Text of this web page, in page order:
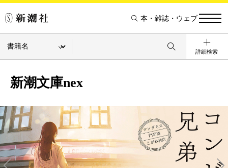
本・雑誌・ウェブ
詳細検索
新潮文庫nex